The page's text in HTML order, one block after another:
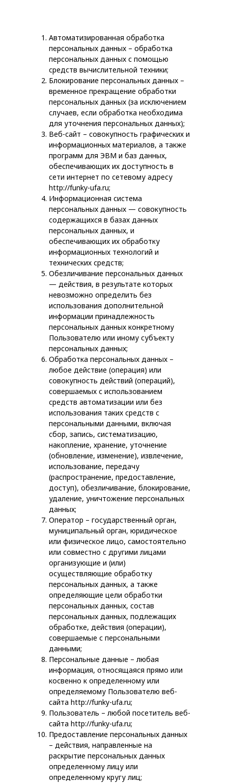
Автоматизированная обработка
персональных данных – обработка
персональных данных с помощью
средств вычислительной техники;
Блокирование персональных данных –
временное прекращение обработки
персональных данных (за исключением
случаев, если обработка необходима
для уточнения персональных данных);
Веб-сайт – совокупность графических и
информационных материалов, а также
программ для ЭВМ и баз данных,
обеспечивающих их доступность в
сети интернет по сетевому адресу
http://funky-ufa.ru;
Информационная система
персональных данных — совокупность
содержащихся в базах данных
персональных данных, и
обеспечивающих их обработку
информационных технологий и
технических средств;
Обезличивание персональных данных
— действия, в результате которых
невозможно определить без
использования дополнительной
информации принадлежность
персональных данных конкретному
Пользователю или иному субъекту
персональных данных;
Обработка персональных данных –
любое действие (операция) или
совокупность действий (операций),
совершаемых с использованием
средств автоматизации или без
использования таких средств с
персональными данными, включая
сбор, запись, систематизацию,
накопление, хранение, уточнение
(обновление, изменение), извлечение,
использование, передачу
(распространение, предоставление,
доступ), обезличивание, блокирование,
удаление, уничтожение персональных
данных;
Оператор – государственный орган,
муниципальный орган, юридическое
или физическое лицо, самостоятельно
или совместно с другими лицами
организующие и (или)
осуществляющие обработку
персональных данных, а также
определяющие цели обработки
персональных данных, состав
персональных данных, подлежащих
обработке, действия (операции),
совершаемые с персональными
данными;
Персональные данные – любая
информация, относящаяся прямо или
косвенно к определенному или
определяемому Пользователю веб-
сайта http://funky-ufa.ru;
Пользователь – любой посетитель веб-
сайта http://funky-ufa.ru;
Предоставление персональных данных
– действия, направленные на
раскрытие персональных данных
определенному лицу или
определенному кругу лиц;